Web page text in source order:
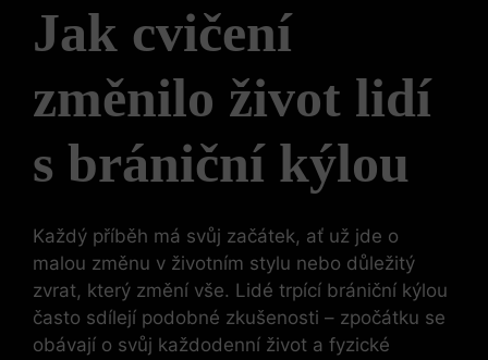
Jak cvičení
změnilo život lidí
s brániční kýlou
Každý příběh má svůj začátek, ať už jde o
malou změnu v životním stylu nebo důležitý
zvrat, který změní vše. Lidé trpící brániční kýlou
často sdílejí podobné zkušenosti – zpočátku se
obávají o svůj každodenní život a fyzické